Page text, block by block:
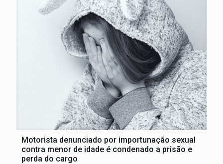
Motorista denunciado por importunação sexual
contra menor de idade é condenado a prisão e
perda do cargo